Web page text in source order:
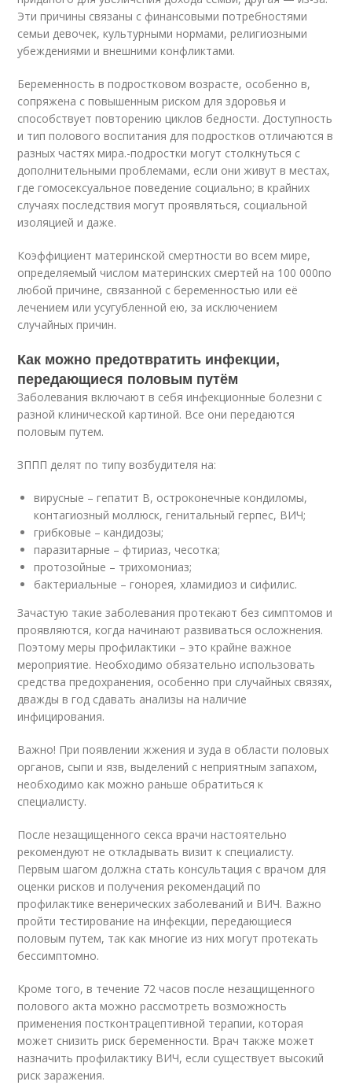
Эти причины связаны с финансовыми потребностями
семьи девочек, культурными нормами, религиозными
убеждениями и внешними конфликтами.
Беременность в подростковом возрасте, особенно в,
сопряжена с повышенным риском для здоровья и
способствует повторению циклов бедности. Доступность
и тип полового воспитания для подростков отличаются в
разных частях мира.-подростки могут столкнуться с
дополнительными проблемами, если они живут в местах,
где гомосексуальное поведение социально; в крайних
случаях последствия могут проявляться, социальной
изоляцией и даже.
Коэффициент материнской смертности во всем мире,
определяемый числом материнских смертей на 100 000по
любой причине, связанной с беременностью или её
лечением или усугубленной ею, за исключением
случайных причин.
Как можно предотвратить инфекции,
передающиеся половым путём
Заболевания включают в себя инфекционные болезни с
разной клинической картиной. Все они передаются
половым путем.
ЗППП делят по типу возбудителя на:
вирусные – гепатит В, остроконечные кондиломы,
контагиозный моллюск, генитальный герпес, ВИЧ;
грибковые – кандидозы;
паразитарные – фтириаз, чесотка;
протозойные – трихомониаз;
бактериальные – гонорея, хламидиоз и сифилис.
Зачастую такие заболевания протекают без симптомов и
проявляются, когда начинают развиваться осложнения.
Поэтому меры профилактики – это крайне важное
мероприятие. Необходимо обязательно использовать
средства предохранения, особенно при случайных связях,
дважды в год сдавать анализы на наличие
инфицирования.
Важно! При появлении жжения и зуда в области половых
органов, сыпи и язв, выделений с неприятным запахом,
необходимо как можно раньше обратиться к
специалисту.
После незащищенного секса врачи настоятельно
рекомендуют не откладывать визит к специалисту.
Первым шагом должна стать консультация с врачом для
оценки рисков и получения рекомендаций по
профилактике венерических заболеваний и ВИЧ. Важно
пройти тестирование на инфекции, передающиеся
половым путем, так как многие из них могут протекать
бессимптомно.
Кроме того, в течение 72 часов после незащищенного
полового акта можно рассмотреть возможность
применения постконтрацептивной терапии, которая
может снизить риск беременности. Врач также может
назначить профилактику ВИЧ, если существует высокий
риск заражения.